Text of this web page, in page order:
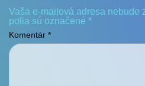
Vaša e-mailová adresa nebude
polia sú označené *
Komentár *